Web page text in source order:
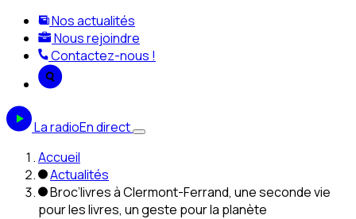
Nos actualités
Nous rejoindre
Contactez-nous !
La radioEn direct
Accueil
Actualités
Broc’livres à Clermont-Ferrand, une seconde vie
pour les livres, un geste pour la planète